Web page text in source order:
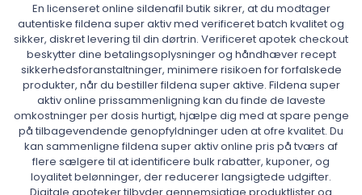
En licenseret online sildenafil butik sikrer, at du modtager
autentiske fildena super aktiv med verificeret batch kvalitet og
sikker, diskret levering til din dørtrin. Verificeret apotek checkout
beskytter dine betalingsoplysninger og håndhæver recept
sikkerhedsforanstaltninger, minimere risikoen for forfalskede
produkter, når du bestiller fildena super aktive. Fildena super
aktiv online prissammenligning kan du finde de laveste
omkostninger per dosis hurtigt, hjælpe dig med at spare penge
på tilbagevendende genopfyldninger uden at ofre kvalitet. Du
kan sammenligne fildena super aktiv online pris på tværs af
flere sælgere til at identificere bulk rabatter, kuponer, og
loyalitet belønninger, der reducerer langsigtede udgifter.